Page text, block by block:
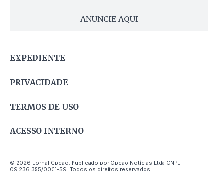
ANUNCIE AQUI
EXPEDIENTE
PRIVACIDADE
TERMOS DE USO
ACESSO INTERNO
© 2026 Jornal Opção. Publicado por Opção Notícias Ltda CNPJ
09.236.355/0001-59. Todos os direitos reservados.